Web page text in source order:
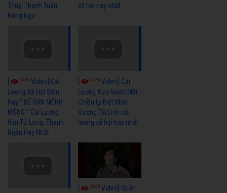
Thuỷ, Thanh Tuấn,
Hồng Nga
xã hội hay nhất
5459 Video] Cải
Lương Xã Hội Siêu
Hay " BỂ HẬN MÊNH
MÔNG " Cải Lương
Kim Tử Long, Thanh
Ngân Hay Nhất
5733Video] Cải
Lương Xưa Nước Mắt
Chiều Ly Biệt Minh
Vương Tài Linh cải
lương xã hội hay nhất
6038Video] Quán